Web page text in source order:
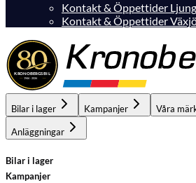
Kontakt & Öppettider
Kontakt & Öppettider
Bilar i lager Kampanjer Våra
Anläggningar
Bilar i lager
Kampanjer